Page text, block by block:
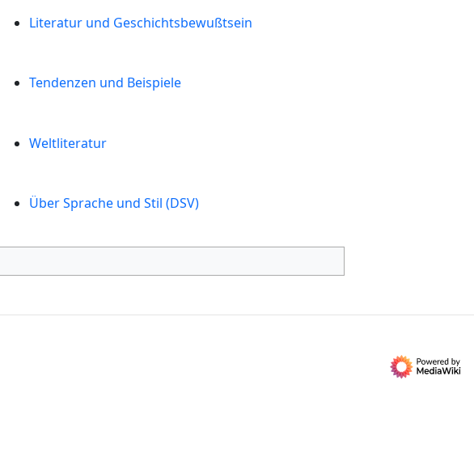
Literatur und Geschichtsbewußtsein
Tendenzen und Beispiele
Weltliteratur
Über Sprache und Stil (DSV)